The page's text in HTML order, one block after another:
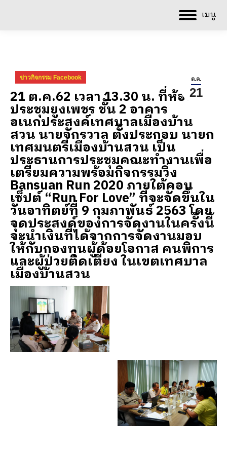
เมนู
ต.ค.
21
ข่าวกิจกรรม Facebook
21 ต.ค.62 เวลา 13.30 น. ที่ห้อง
ประชุมยูงเพชร ชั้น 2 อาคาร
อเนกประสงค์เทศบาลเมืองบ้าน
สวน นายจักรวาล ตั้งประกอบ นายก
เทศมนตรีเมืองบ้านสวน เป็น
ประธานการประชุมคณะทำงานเพื่อ
เตรียมความพร้อมกิจกรรมวิ่ง
Bansuan Run 2020 ภายใต้คอน
เซ็ปต์ “Run For Love” ที่จะจัดขึ้นใน
วันอาทิตย์ที่ 9 กุมภาพันธ์ 2563 โดย
จุดประสงค์ของการจัดงานในครั้งนี้
จะนำเงินที่ได้จากการจัดงานมอบ
ให้กับกองทุนผู้ด้อยโอกาส คนพิการ
และผู้ป่วยติดเตียง ในเขตเทศบาล
เมืองบ้านสวน